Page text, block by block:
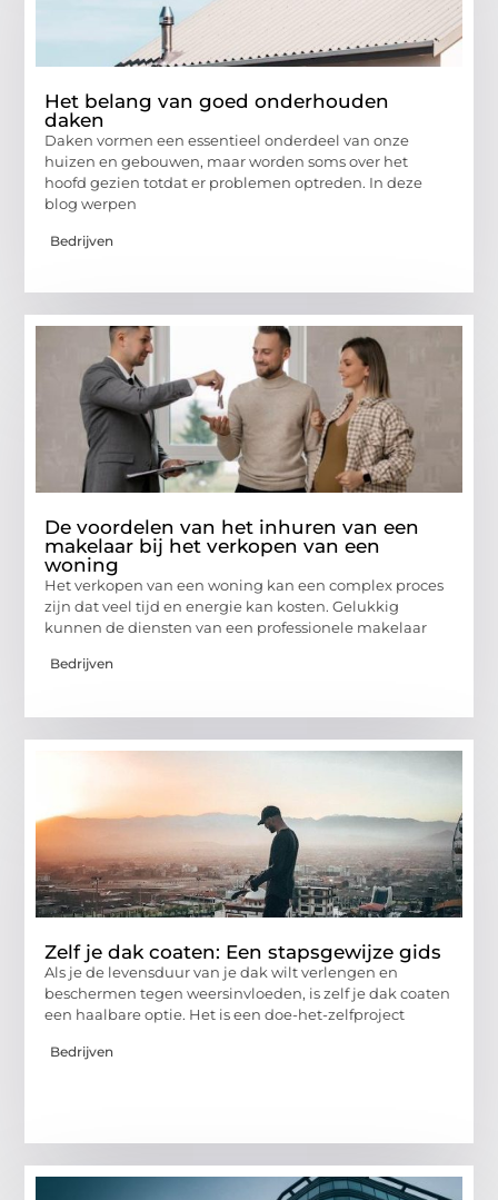
Het belang van goed onderhouden
daken
Daken vormen een essentieel onderdeel van onze
huizen en gebouwen, maar worden soms over het
hoofd gezien totdat er problemen optreden. In deze
blog werpen
Bedrijven
De voordelen van het inhuren van een
makelaar bij het verkopen van een
woning
Het verkopen van een woning kan een complex proces
zijn dat veel tijd en energie kan kosten. Gelukkig
kunnen de diensten van een professionele makelaar
Bedrijven
Zelf je dak coaten: Een stapsgewijze gids
Als je de levensduur van je dak wilt verlengen en
beschermen tegen weersinvloeden, is zelf je dak coaten
een haalbare optie. Het is een doe-het-zelfproject
Bedrijven